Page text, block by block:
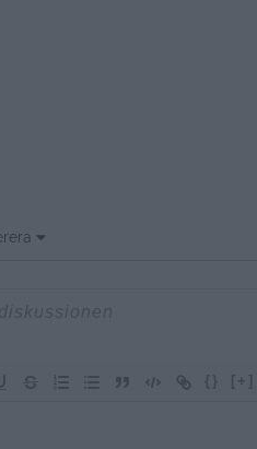
{} [+]